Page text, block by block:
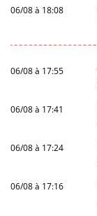
06/08 à 18:08
06/08 à 17:55
06/08 à 17:41
06/08 à 17:24
06/08 à 17:16